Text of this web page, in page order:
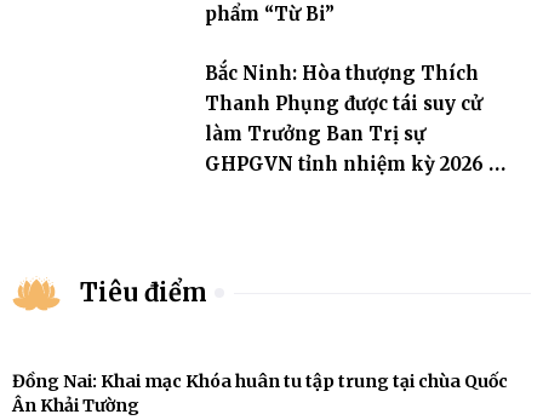
phẩm “Từ Bi”
Bắc Ninh: Hòa thượng Thích
Thanh Phụng được tái suy cử
làm Trưởng Ban Trị sự
GHPGVN tỉnh nhiệm kỳ 2026 –
Tiêu điểm
Đồng Nai: Khai mạc Khóa huân tu tập trung tại chùa Quốc
Ân Khải Tường